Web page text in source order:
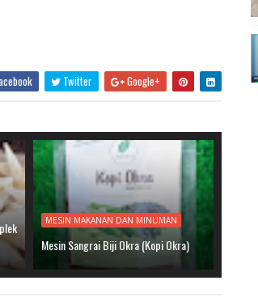
Twitter Google+
MESIN MAKANAN DAN MINUMAN
Mesin Sangrai Biji Okra (Kopi Okra)